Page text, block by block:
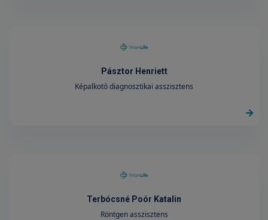
Pásztor Henriett
Képalkotó diagnosztikai asszisztens
Terbócsné Poór Katalin
Röntgen asszisztens